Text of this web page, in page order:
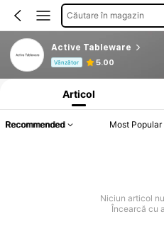
Căutare în magazin
Active Tableware
Vânzător 5.00
Informații despre produs: Divulgarea
Articol
Recommended Most Popular
Niciun articol
Încearcă cu